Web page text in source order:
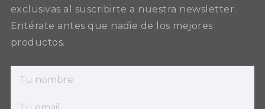
exclusivas al suscribirte a nuestra newsletter.
Entérate antes que nadie de los mejores
productos.